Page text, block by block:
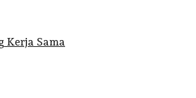
Kerja Sama